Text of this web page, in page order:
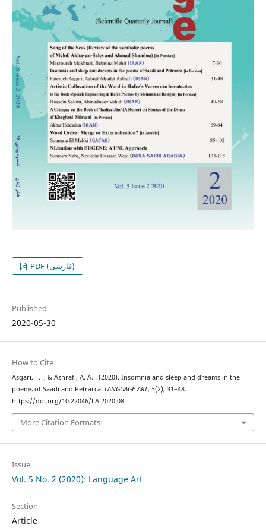
PDF (فارسی)
Published
2020-05-30
How to Cite
Asgari, F. ., & Ashrafi, A. A. . (2020). Insomnia and sleep and dreams in the
poems of Saadi and Petrarca. LANGUAGE ART, 5(2), 31–48.
https://doi.org/10.22046/LA.2020.08
More Citation Formats
Issue
Vol. 5 No. 2 (2020): Language Art
Section
Article